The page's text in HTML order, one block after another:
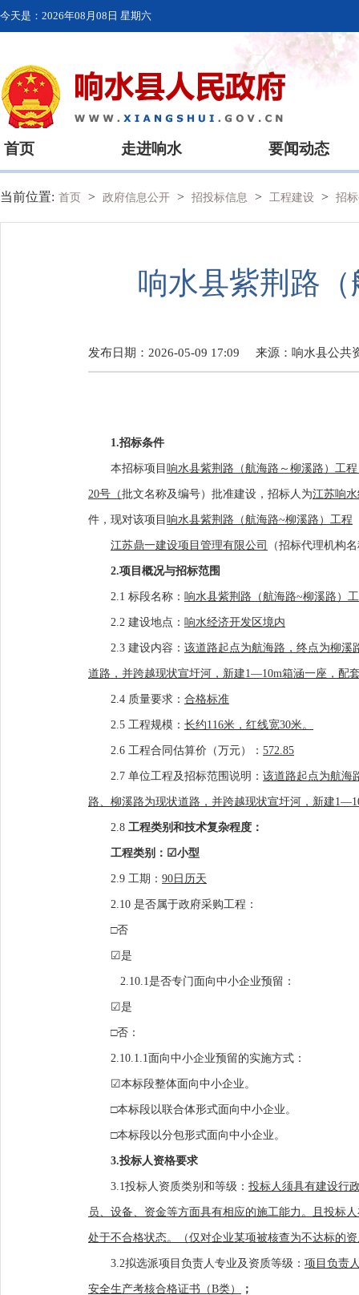
今天是： 2026年08月08日 星期六
首页 走进响水 要闻动态
当前位置: 首页 > 政府信息公开 > 招投标信息 > 工程建设 > 招
响水县紫荆路
发布日期：2026-05-09 17:09 来源： 响水县公共
1.招标条件
本招标项目 响水县紫荆路（航海路～柳溪路）工
20号（批文名称及编号）批准建设，招标人为江苏响
件，现对该项目 响水县紫荆路（航海路~柳溪路）工程
江苏鼎一建设项目管理有限公司 （招标代理机构
2.项目概况与招标范围
2.1 标段名称： 响水县紫荆路（航海路~柳溪路）
2.2 建设地点： 响水经济开发区境内
2.3 建设内容： 该道路起点为航海路，终点为柳溪
道路，并跨越现状宣圩河，新建1—10m箱涵一座，配
2.4 质量要求： 合格标准
2.5 工程规模 ： 长约116米，红线宽30米。
2.6 工程合同估算价（万元）： 572.85
2.7 单位工程及招标范围说明： 该道路起点为航海
路、柳溪路为现状道路，并跨越现状宣圩河，新建1—
2.8 工程类别和技术复杂程度：
工程类别： ☑小型
2.9 工期： 90日历天
2.10 是否属于政府采购工程：
□否
☑是
2.10.1是否专门面向中小企业预留：
☑是
□否：
2.10.1.1面向中小企业预留的实施方式：
☑本标段整体面向中小企业。
□本标段以联合体形式面向中小企业。
□本标段以分包形式面向中小企业。
3.投标人资格要求
3.1投标人 资质类别和等级： 投标人须具有建设行
员、设备、资金等方面具有相应的施工能力。且投标
处于不合格状态。（仅对企业某项被核查为不达标的
3.2拟选派项目负责人专业及资质等级： 项目负责
安全生产考核合格证书（B类） ；